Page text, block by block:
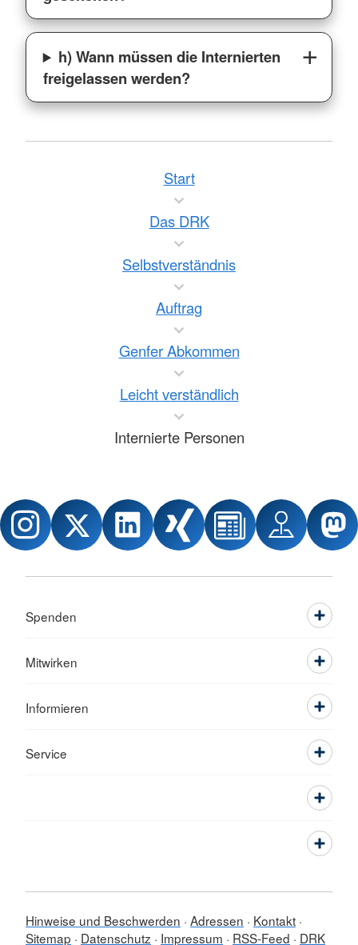
h) Wann müssen die Internierten
freigelassen werden?
Start
Das DRK
Selbstverständnis
Auftrag
Genfer Abkommen
Leicht verständlich
Internierte Personen
Spenden
Mitwirken
Informieren
Service
Hinweise und Beschwerden Adressen
Kontakt
Sitemap
Datenschutz Impressum RSS-Feed DRK